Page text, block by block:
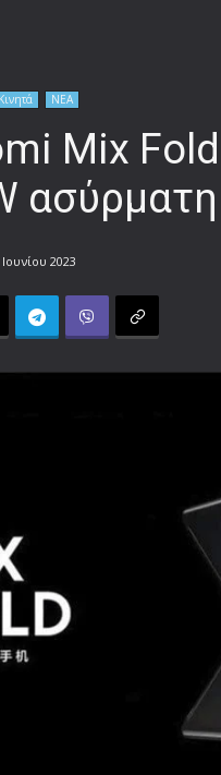
Κινητά ΝΕΑ
Mix Fold
Ιουνίου 2023